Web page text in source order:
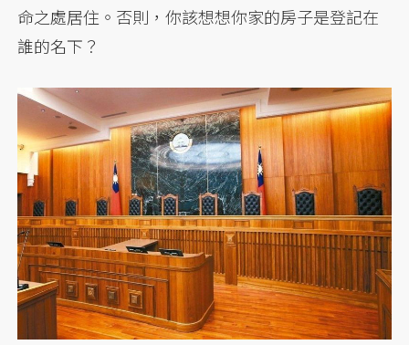
命之處居住。否則，你該想想你家的房子是登記在
誰的名下？